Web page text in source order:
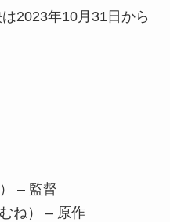
2023年10月31日から
– 監督
ね） – 原作